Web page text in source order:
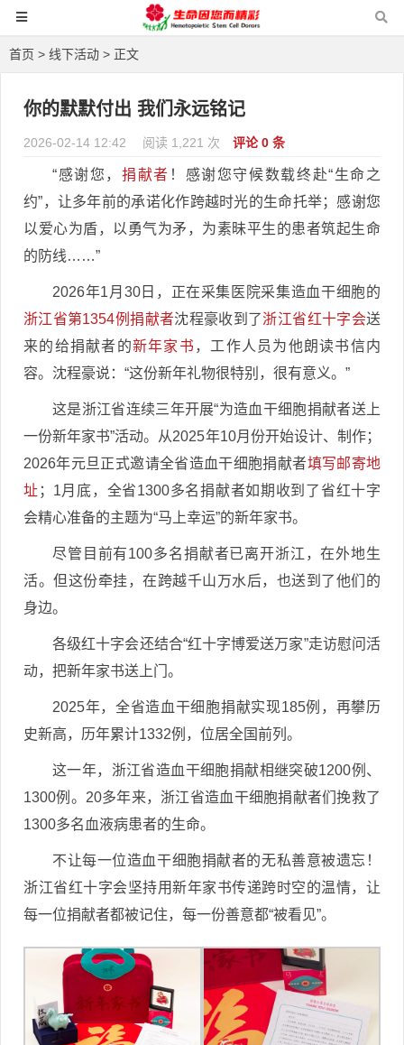
首页 > 线下活动 > 正文
你的默默付出 我们永远铭记
2026-02-14 12:42 阅读 1,221 次 评论 0 条
“感谢您，捐献者 ！感谢您守候数载终赴“生命之
约”，让多年前的承诺化作跨越时光的生命托举；感谢您
以爱心为盾，以勇气为矛，为素昧平生的患者筑起生命
的防线……”
2026年1月30日，正在采集医院采集造血干细胞的
浙江省第1354例捐献者沈程豪收到了浙江省红十字会送
来的给捐献者的新年家书 ，工作人员为他朗读书信内
容。沈程豪说：“这份新年礼物很特别，很有意义。”
这是浙江省连续三年开展“为造血干细胞捐献者送上
一份新年家书”活动。从2025年10月份开始设计、制作；
2026年元旦正式邀请全省造血干细胞捐献者填写邮寄地
址 ；1月底，全省1300多名捐献者如期收到了省红十字
会精心准备的主题为“马上幸运”的新年家书。
尽管目前有100多名捐献者已离开浙江，在外地生
活。但这份牵挂，在跨越千山万水后，也送到了他们的
身边。
各级红十字会还结合“红十字博爱送万家”走访慰问活
动，把新年家书送上门。
2025年，全省造血干细胞捐献实现185例，再攀历
史新高，历年累计1332例，位居全国前列。
这一年，浙江省造血干细胞捐献相继突破1200例、
1300例。20多年来，浙江省造血干细胞捐献者们挽救了
1300多名血液病患者的生命。
不让每一位造血干细胞捐献者的无私善意被遗忘！
浙江省红十字会坚持用新年家书传递跨时空的温情，让
每一位捐献者都被记住，每一份善意都“被看见”。